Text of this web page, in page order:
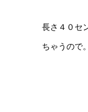
長さ４０セ
ちゃうので。